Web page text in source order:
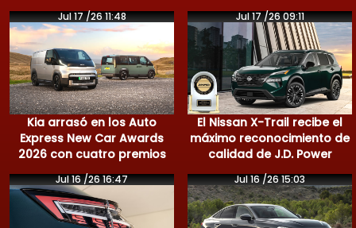
Jul 17 /26 11:48
Kia arrasó en los Auto
Express New Car Awards
2026 con cuatro premios
Jul 17 /26 09:11
El Nissan X-Trail recibe el
máximo reconocimiento de
calidad de J.D. Power
Jul 16 /26 16:47 Jul 16 /26 15:03